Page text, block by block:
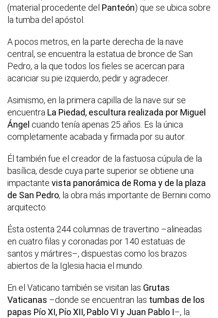
(material procedente del Panteón) que se ubica sobre
la tumba del apóstol.
A pocos metros, en la parte derecha de la nave
central, se encuentra la estatua de bronce de San
Pedro, a la que todos los fieles se acercan para
acariciar su pie izquierdo, pedir y agradecer.
Asimismo, en la primera capilla de la nave sur se
encuentra La Piedad, escultura realizada por Miguel
Ángel cuando tenía apenas 25 años. Es la única
completamente acabada y firmada por su autor.
Él también fue el creador de la fastuosa cúpula de la
basílica, desde cuya parte superior se obtiene una
impactante vista panorámica de Roma y de la plaza
de San Pedro, la obra más importante de Bernini como
arquitecto.
Ésta ostenta 244 columnas de travertino –alineadas
en cuatro filas y coronadas por 140 estatuas de
santos y mártires–, dispuestas como los brazos
abiertos de la Iglesia hacia el mundo.
En el Vaticano también se visitan las Grutas
Vaticanas –donde se encuentran las tumbas de los
papas Pío XI, Pío XII, Pablo VI y Juan Pablo I–, la